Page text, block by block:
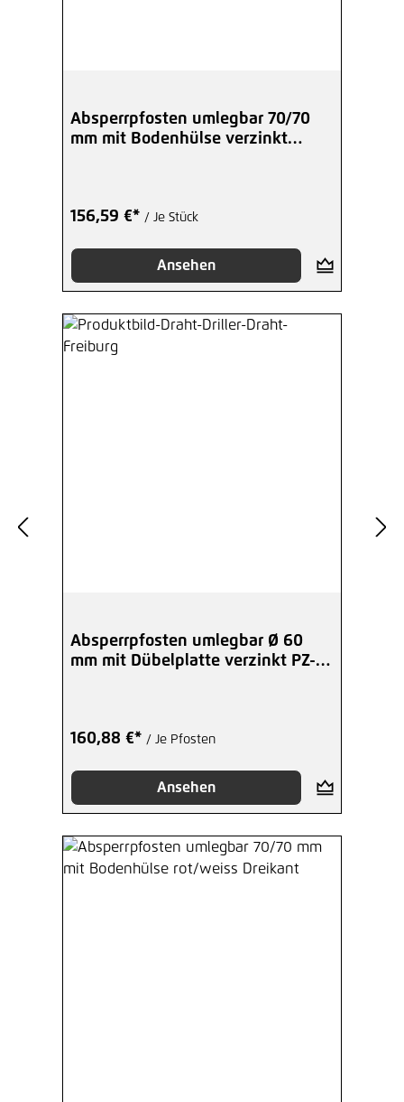
Absperrpfosten umlegbar 70/70
mm mit Bodenhülse verzinkt
156,59 €* / Je Stück
Ansehen
Absperrpfosten umlegbar Ø 60
mm mit Dübelplatte verzinkt PZ-
160,88 €* / Je Pfosten
Ansehen